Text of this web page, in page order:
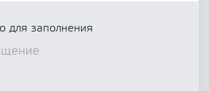
для заполнения